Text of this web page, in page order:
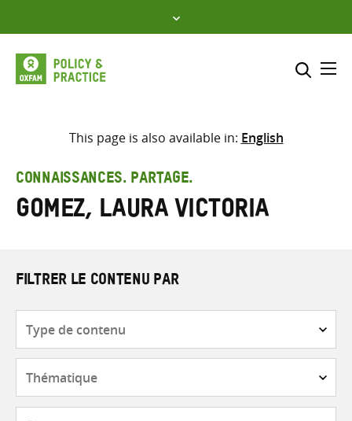
to
content
Sélectionner l’emplacement
Saisir
les
termes
This page is also available in: English
CONNAISSANCES. PARTAGE.
Gomez, Laura Victoria
FILTRER LE CONTENU PAR
contenu